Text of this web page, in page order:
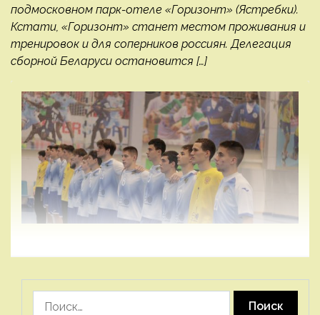
подмосковном парк-отеле «Горизонт» (Ястребки).
Кстати, «Горизонт» станет местом проживания и
тренировок и для соперников россиян. Делегация
сборной Беларуси остановится […]